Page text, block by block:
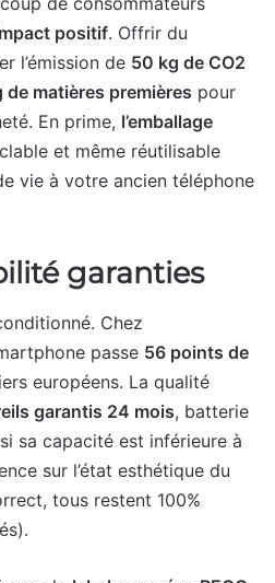
positif. Offrir du
l’émission de 50 kg de CO2
de matières premières pour
En prime, l’emballage
et même réutilisable
vie à votre ancien téléphone
garanties
Chez
passe 56 points de
européens. La qualité
garantis 24 mois, batterie
sa capacité est inférieure à
sur l’état esthétique du
tous restent 100%